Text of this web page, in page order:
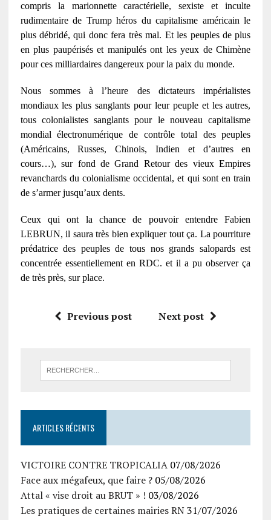
compris la marionnette caractérielle, sexiste et inculte
rudimentaire de Trump héros du capitalisme américain le
plus débridé, qui donc fera très mal. Et les peuples de plus
en plus paupérisés et manipulés ont les yeux de Chimène
pour ces milliardaires dangereux pour la paix du monde.
Nous sommes à l’heure des dictateurs impérialistes
mondiaux les plus sanglants pour leur peuple et les autres,
tous colonialistes sanglants pour le nouveau capitalisme
mondial électronumérique de contrôle total des peuples
(Américains, Russes, Chinois, Indien et d’autres en
cours…), sur fond de Grand Retour des vieux Empires
revanchards du colonialisme occidental, et qui sont en train
de s’armer jusqu’aux dents.
Ceux qui ont la chance de pouvoir entendre Fabien
LEBRUN, il saura très bien expliquer tout ça. La pourriture
prédatrice des peuples de tous nos grands salopards est
concentrée essentiellement en RDC. et il a pu observer ça
de très près, sur place.
Previous post Next post
ARTICLES RÉCENTS
VICTOIRE CONTRE TROPICALIA 07/08/2026
Face aux mégafeux, que faire ? 05/08/2026
Attal « vise droit au BRUT » ! 03/08/2026
Les pratiques de certaines mairies RN 31/07/2026